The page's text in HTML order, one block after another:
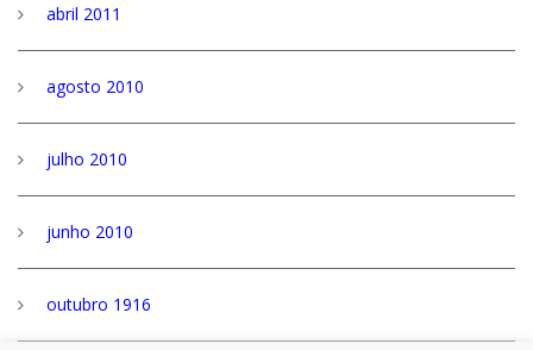
abril 2011
agosto 2010
julho 2010
junho 2010
outubro 1916